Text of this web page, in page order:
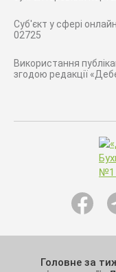
Суб'єкт у сфері
02725
Використання
згодою редакції
Головне за